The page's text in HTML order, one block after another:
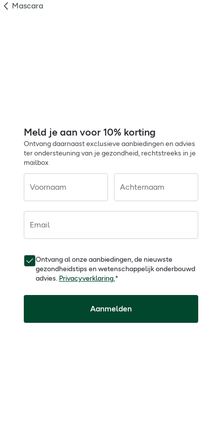
Mascara
Meld je aan voor 10% korting
Ontvang daarnaast exclusieve aanbiedingen en advies
ter ondersteuning van je gezondheid, rechtstreeks in je
mailbox
Voornaam Achternaam
Email
Ontvang al onze aanbiedingen, de nieuwste
gezondheidstips en wetenschappelijk onderbouwd
advies. Privacyverklaring.*
Aanmelden